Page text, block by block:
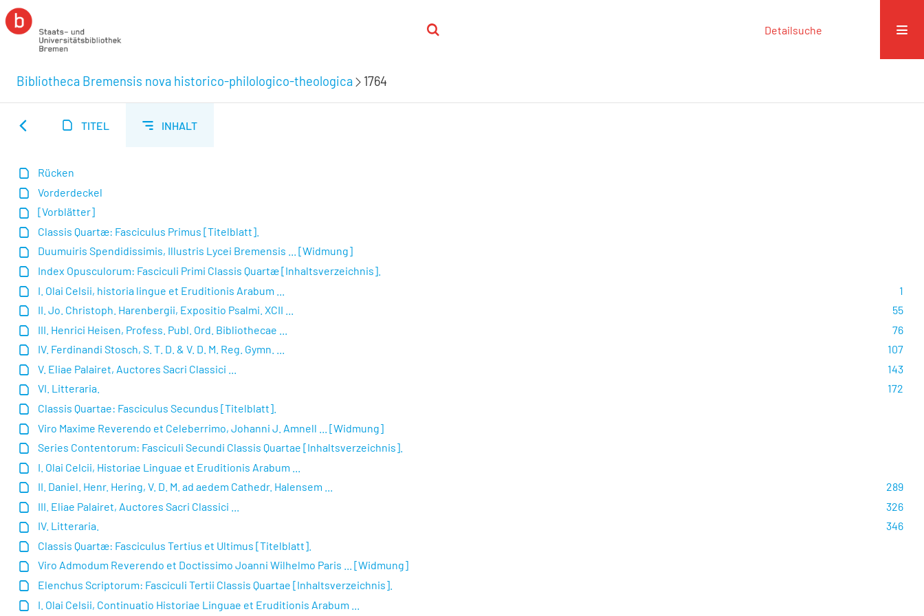
Detailsuche
Bibliotheca Bremensis nova historico-philologico-theologica 1764
TITEL INHALT
Rücken
Vorderdeckel
[Vorblätter]
Classis Quartæ: Fasciculus Primus [Titelblatt].
Duumuiris Spendidissimis, Illustris Lycei Bremensis ... [Widmung]
Index Opusculorum: Fasciculi Primi Classis Quartæ [Inhaltsverzeichnis].
1
I. Olai Celsii, historia lingue et Eruditionis Arabum ...
55
II. Jo. Christoph. Harenbergii, Expositio Psalmi. XCII ...
76
III. Henrici Heisen, Profess. Publ. Ord. Bibliothecae ...
107
IV. Ferdinandi Stosch, S. T. D. & V. D. M. Reg. Gymn. ...
143
V. Eliae Palairet, Auctores Sacri Classici ...
172
VI. Litteraria.
Classis Quartae: Fasciculus Secundus [Titelblatt].
Viro Maxime Reverendo et Celeberrimo, Johanni J. Amnell ... [Widmung]
Series Contentorum: Fasciculi Secundi Classis Quartae [Inhaltsverzeichnis].
I. Olai Celcii, Historiae Linguae et Eruditionis Arabum ...
289
II. Daniel. Henr. Hering, V. D. M. ad aedem Cathedr. Halensem ...
326
III. Eliae Palairet, Auctores Sacri Classici ...
346
IV. Litteraria.
Classis Quartæ: Fasciculus Tertius et Ultimus [Titelblatt].
Viro Admodum Reverendo et Doctissimo Joanni Wilhelmo Paris ... [Widmung]
Elenchus Scriptorum: Fasciculi Tertii Classis Quartae [Inhaltsverzeichnis].
I. Olai Celsii, Continuatio Historiae Linguae et Eruditionis Arabum ...